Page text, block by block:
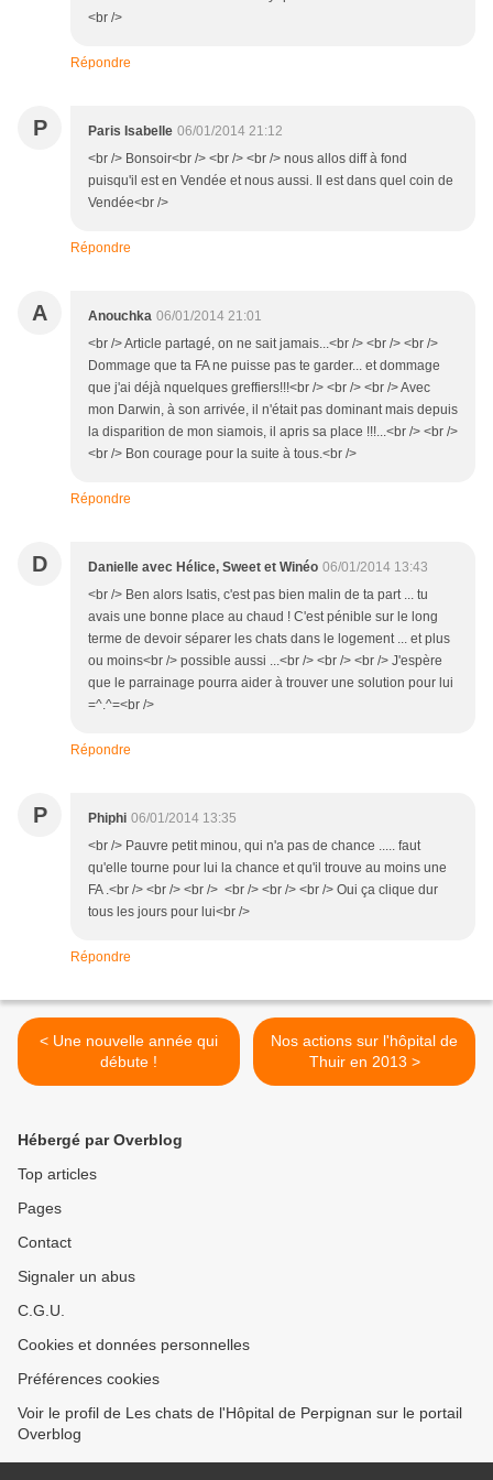
<br />
Répondre
P Paris Isabelle 06/01/2014 21:12
<br /> Bonsoir<br /> <br /> <br /> nous allos diff à fond
puisqu'il est en Vendée et nous aussi. Il est dans quel coin de
Vendée<br />
Répondre
A Anouchka 06/01/2014 21:01
<br /> Article partagé, on ne sait jamais...<br /> <br /> <br />
Dommage que ta FA ne puisse pas te garder... et dommage
que j'ai déjà nquelques greffiers!!!<br /> <br /> <br /> Avec
mon Darwin, à son arrivée, il n'était pas dominant mais depuis
la disparition de mon siamois, il apris sa place !!!...<br /> <br />
<br /> Bon courage pour la suite à tous.<br />
Répondre
D Danielle avec Hélice, Sweet et Winéo 06/01/2014 13:43
<br /> Ben alors Isatis, c'est pas bien malin de ta part ... tu
avais une bonne place au chaud ! C'est pénible sur le long
terme de devoir séparer les chats dans le logement ... et plus
ou moins<br /> possible aussi ...<br /> <br /> <br /> J'espère
que le parrainage pourra aider à trouver une solution pour lui
=^.^=<br />
Répondre
P Phiphi 06/01/2014 13:35
<br /> Pauvre petit minou, qui n'a pas de chance ..... faut
qu'elle tourne pour lui la chance et qu'il trouve au moins une
FA .<br /> <br /> <br /> <br /> <br /> <br /> Oui ça clique dur
tous les jours pour lui<br />
Répondre
< Une nouvelle année qui
débute !
Nos actions sur l'hôpital de
Thuir en 2013 >
Hébergé par Overblog
Top articles
Pages
Contact
Signaler un abus
C.G.U.
Cookies et données personnelles
Préférences cookies
Voir le profil de Les chats de l'Hôpital de Perpignan sur le portail
Overblog